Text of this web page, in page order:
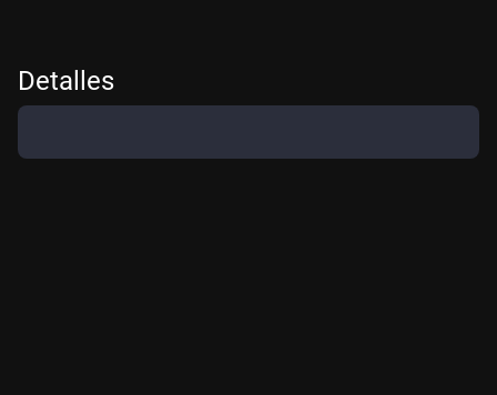
Detalles